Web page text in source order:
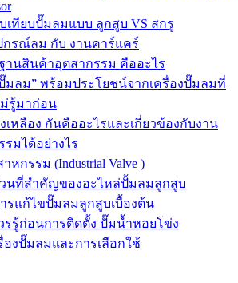
บเทียบปั๊มลมแบบ ลูกสูบ VS สกรู
รณ์ลม กับ งานคาร์แคร์
านสินค้าอุตสากรรม คืออะไร
มลม” พร้อมประโยชน์จากเครื่องปั๊มลมที่
รู้มาก่อน
เหลือง กันคืออะไรและเกี่ยวข้องกับงาน
รมได้อย่างไร
หกรรม (Industrial Valve )
นที่สำคัญของอะไหล่ปั้มลมลูกสูบ
รแก้ไขปั๊มลมลูกสูบเบื้องต้น
รรู้ก่อนการติดตั้ง ปั๊มน้ำหอยโข่ง
องปั๊มลมและการเลือกใช้